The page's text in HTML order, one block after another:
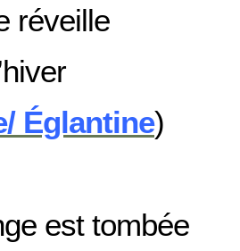
réveille
Églantine)
est tombée